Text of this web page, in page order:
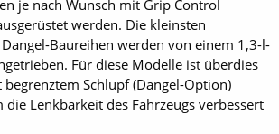
je nach Wunsch mit Grip Control
werden. Die kleinsten
Baureihen werden von einem 1,3-l-
Für diese Modelle ist überdies
Schlupf (Dangel-Option)
Lenkbarkeit des Fahrzeugs verbessert